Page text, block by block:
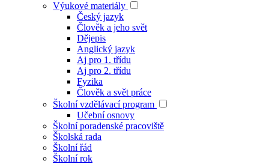
Výukové materiály
Český jazyk
Člověk a jeho svět
Dějepis
Anglický jazyk
Aj pro 1. třídu
Aj pro 2. třídu
Fyzika
Člověk a svět práce
Školní vzdělávací program
Učební osnovy
Školní poradenské pracoviště
Školská rada
Školní řád
Školní rok